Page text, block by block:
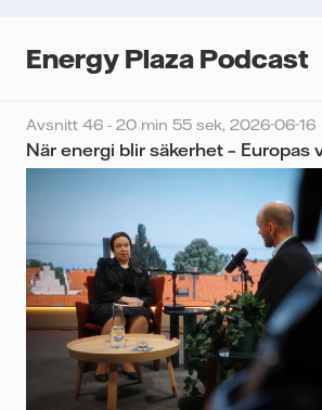
Energy Plaza Podcast
Avsnitt 46 - 20 min 55 sek, 2026-06-16
När energi blir säkerhet – Europas